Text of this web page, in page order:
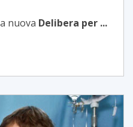
nuova Delibera per ...